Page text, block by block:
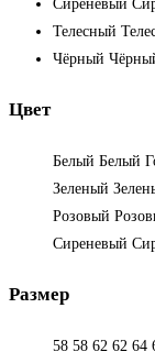
Сиреневый
Телесный
Чёрный
Цвет
Белый Белый
Зеленый
Розовый
Сиреневый
Размер
58 58 62 62 64